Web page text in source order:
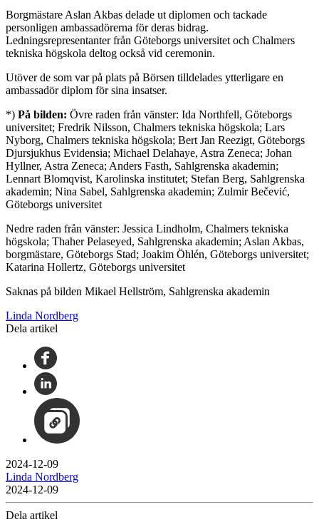
Borgmästare Aslan Akbas delade ut diplomen och tackade
personligen ambassadörerna för deras bidrag.
Ledningsrepresentanter från Göteborgs universitet och Chalmers
tekniska högskola deltog också vid ceremonin.
Utöver de som var på plats på Börsen tilldelades ytterligare en
ambassadör diplom för sina insatser.
*) På bilden: Övre raden från vänster: Ida Northfell, Göteborgs
universitet; Fredrik Nilsson, Chalmers tekniska högskola; Lars
Nyborg, Chalmers tekniska högskola; Bert Jan Reezigt, Göteborgs
Djursjukhus Evidensia; Michael Delahaye, Astra Zeneca; Johan
Hyllner, Astra Zeneca; Anders Fasth, Sahlgrenska akademin;
Lennart Blomqvist, Karolinska institutet; Stefan Berg, Sahlgrenska
akademin; Nina Sabel, Sahlgrenska akademin; Zulmir Bečević,
Göteborgs universitet
Nedre raden från vänster: Jessica Lindholm, Chalmers tekniska
högskola; Thaher Pelaseyed, Sahlgrenska akademin; Aslan Akbas,
borgmästare, Göteborgs Stad; Joakim Öhlén, Göteborgs universitet;
Katarina Hollertz, Göteborgs universitet
Saknas på bilden Mikael Hellström, Sahlgrenska akademin
Linda Nordberg
Dela artikel
2024-12-09
Linda Nordberg
2024-12-09
Dela artikel